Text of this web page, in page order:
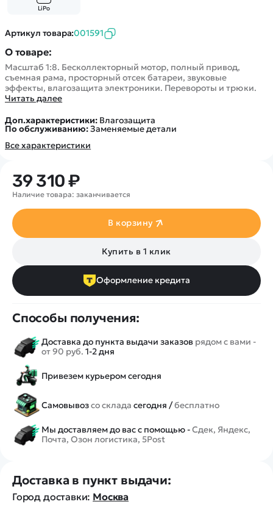
LiPo
Артикул товара:001591
О товаре:
Масштаб 1:8. Бесколлекторный мотор, полный привод,
съемная рама, просторный отсек батареи, звуковые
эффекты, влагозащита электроники. Перевороты и трюки.
Читать далее
Доп.характеристики: Влагозащита
По обслуживанию:Заменяемые детали
Все характеристики
39 310 ₽
Наличие товара: заканчивается
В корзину
Купить в 1 клик
Оформление кредита
Способы получения:
Доставка до пункта выдачи заказов рядом с вами -
от 90 руб. 1-2 дня
Привезем курьером сегодня
Самовывозсо склада сегодня /бесплатно
Мы доставляем до вас с помощью -Сдек, Яндекс,
Почта, Озон логистика, 5Post
Доставка в пункт выдачи:
Город доставки: Москва
Вертолеты
Роботы
Самолеты
Сборные модели
Детские электромобили
Спецтехника
Железные дороги
Обзор квадрокоптеров
Аренда Квадрокоптеров
Покупка в кредит
Контакты
Помощь
Отследить заказ
Оплата на сайте